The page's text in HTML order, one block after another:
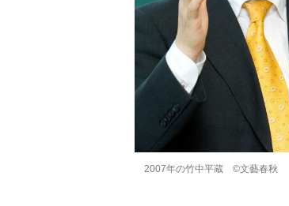
2007年の竹中平蔵 ©文藝春秋